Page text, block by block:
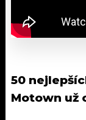
50
Motown už